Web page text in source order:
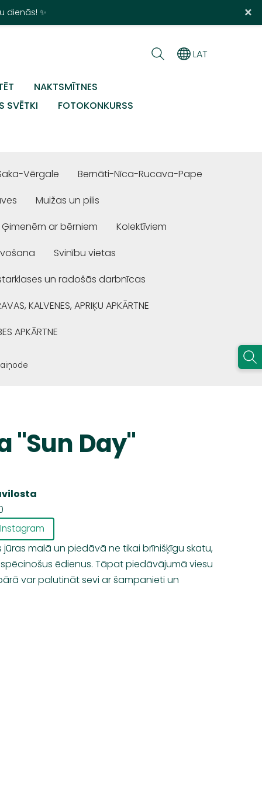
dienās! ✨ ×
NAKTSMĪTNES
SVĒTKI
FOTOKONKURSS
LAT
Vērgale
Bernāti-Nīca-Rucava-Pape
Muižas un pilis
Ģimenēm ar bērniem
Kolektīviem
Svinību vietas
un radošās darbnīcas
KALVENES, APRIĶU APKĀRTNE
APKĀRTNE
"Sun Day"
Instagram
malā un piedāvā ne tikai brīnišķīgu skatu,
ēdienus. Tāpat piedāvājumā viesu
var palutināt sevi ar šampanieti un